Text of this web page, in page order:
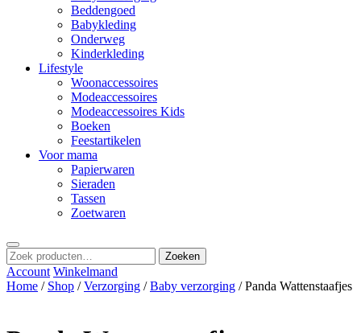
Beddengoed
Babykleding
Onderweg
Kinderkleding
Lifestyle
Woonaccessoires
Modeaccessoires
Modeaccessoires Kids
Boeken
Feestartikelen
Voor mama
Papierwaren
Sieraden
Tassen
Zoetwaren
Zoeken
naar:
Zoeken
Account Winkelmand
Home / Shop /Verzorging /Baby verzorging / Panda Wattenstaafjes